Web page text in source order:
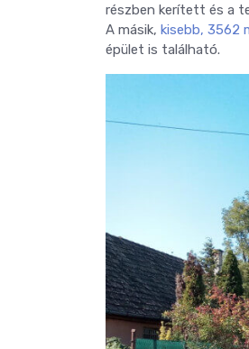
részben kerített és a
A másik, kisebb, 3562
épület is található.